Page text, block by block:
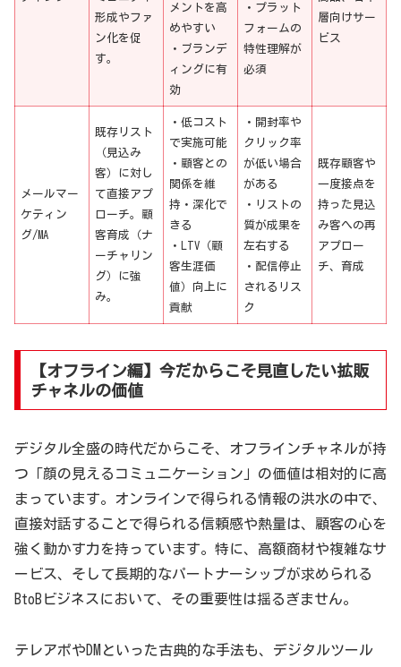
形成やファ
ン化を促
す。
メントを高
めやすい
・ブランデ
ィングに有
効
・プラット
フォームの
特性理解が
必須
層向けサー
ビス
メールマー
ケティン
グ/MA
既存リスト
（見込み
客）に対し
て直接アプ
ローチ。顧
客育成（ナ
ーチャリン
グ）に強
み。
・低コスト
で実施可能
・顧客との
関係を維
持・深化で
きる
・LTV（顧
客生涯価
値）向上に
貢献
・開封率や
クリック率
が低い場合
がある
・リストの
質が成果を
左右する
・配信停止
されるリス
ク
既存顧客や
一度接点を
持った見込
み客への再
アプロー
チ、育成
【オフライン編】今だからこそ見直したい拡販
チャネルの価値
デジタル全盛の時代だからこそ、オフラインチャネルが持
つ「顔の見えるコミュニケーション」の価値は相対的に高
まっています。オンラインで得られる情報の洪水の中で、
直接対話することで得られる信頼感や熱量は、顧客の心を
強く動かす力を持っています。特に、高額商材や複雑なサ
ービス、そして長期的なパートナーシップが求められる
BtoBビジネスにおいて、その重要性は揺るぎません。
テレアポやDMといった古典的な手法も、デジタルツール